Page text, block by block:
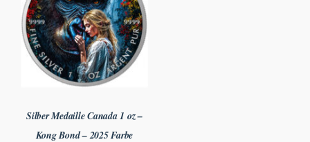
Silber Medaille Canada 1 oz –
Kong Bond – 2025 Farbe